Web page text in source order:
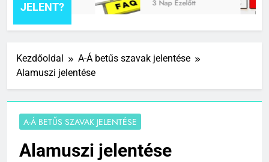
JELENT?
3 Nap Ezelőtt
Kezdőoldal
A-Á betűs szavak jelentése
Alamuszi jelentése
A-Á BETŰS SZAVAK JELENTÉSE
Alamuszi jelentése